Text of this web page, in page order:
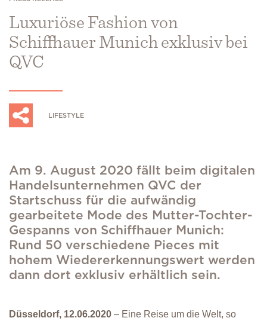
Luxuriöse Fashion von
Schiffhauer Munich exklusiv bei
QVC
LIFESTYLE
Am 9. August 2020 fällt beim digitalen
Handelsunternehmen QVC der
Startschuss für die aufwändig
gearbeitete Mode des Mutter-Tochter-
Gespanns von Schiffhauer Munich:
Rund 50 verschiedene Pieces mit
hohem Wiedererkennungswert werden
dann dort exklusiv erhältlich sein.
Düsseldorf, 12.06.2020 – Eine Reise um die Welt, so